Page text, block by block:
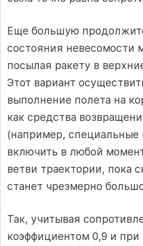
Еще большую
состояния невесомости
посылая ракету в
Этот вариант
выполнение полета на
как средства
(например,
включить в любой
ветви траектории, пока
станет чрезмерно
Так, учитывая
коэффициентом 0,9 и при